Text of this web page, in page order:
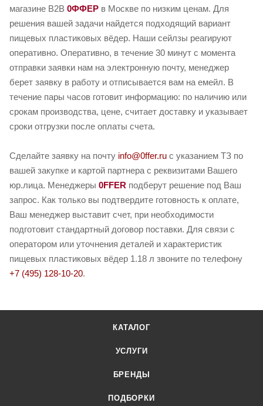
магазине B2B 0ФФЕР в Москве по низким ценам. Для
решения вашей задачи найдется подходящий вариант
пищевых пластиковых вёдер. Наши сейлзы реагируют
оперативно. Оперативно, в течение 30 минут с момента
отправки заявки нам на электронную почту, менеджер
берет заявку в работу и отписывается вам на емейл. В
течение пары часов готовит информацию: по наличию или
срокам производства, цене, считает доставку и указывает
сроки отгрузки после оплаты счета.
Сделайте заявку на почту info@0ffer.ru с указанием ТЗ по
вашей закупке и картой партнера с реквизитами Вашего
юр.лица. Менеджеры 0FFER подберут решение под Ваш
запрос. Как только вы подтвердите готовность к оплате,
Ваш менеджер выставит счет, при необходимости
подготовит стандартный договор поставки. Для связи с
оператором или уточнения деталей и характеристик
пищевых пластиковых вёдер 1.18 л звоните по телефону
+7 (495) 128-10-20.
КАТАЛОГ
УСЛУГИ
БРЕНДЫ
ПОДБОРКИ